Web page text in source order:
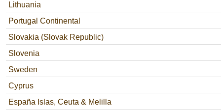
Lithuania
Portugal Continental
Slovakia (Slovak Republic)
Slovenia
Sweden
Cyprus
España Islas, Ceuta & Melilla